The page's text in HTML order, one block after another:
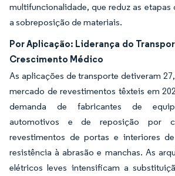
multifuncionalidade, que reduz as etapas
a sobreposição de materiais.
Por Aplicação: Liderança do
Crescimento Médico
As aplicações de transporte detiveram
mercado de revestimentos têxteis em
demanda de fabricantes de
automotivos e de reposição por
revestimentos de portas e interiores
resistência à abrasão e manchas. As
elétricos leves intensificam a